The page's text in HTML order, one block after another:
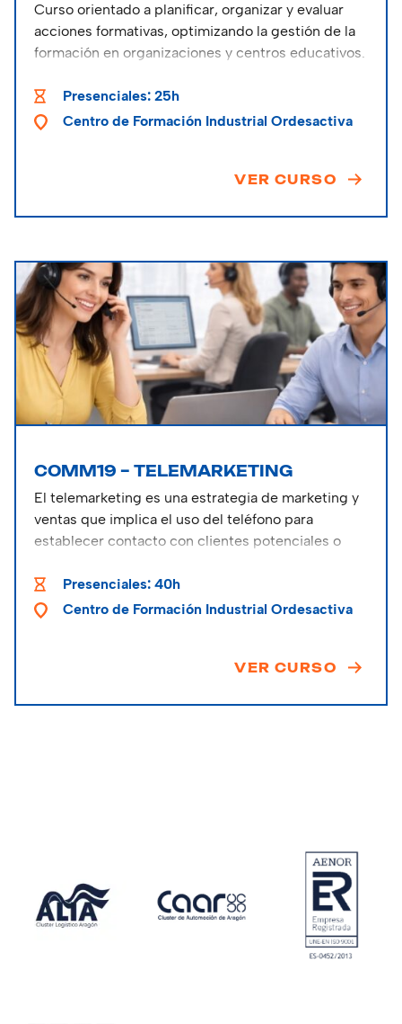
Curso orientado a planificar, organizar y evaluar
acciones formativas, optimizando la gestión de la
formación en organizaciones y centros educativos.
Presenciales: 25h
Centro de Formación Industrial Ordesactiva
VER CURSO
COMM19 – TELEMARKETING
El telemarketing es una estrategia de marketing y
ventas que implica el uso del teléfono para
establecer contacto con clientes potenciales o
Presenciales: 40h
Centro de Formación Industrial Ordesactiva
VER CURSO